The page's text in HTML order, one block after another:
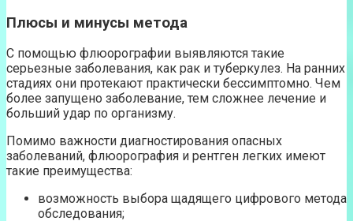
Плюсы и минусы метода
С помощью флюорографии выявляются такие
серьезные заболевания, как рак и туберкулез. На ранних
стадиях они протекают практически бессимптомно. Чем
более запущено заболевание, тем сложнее лечение и
больший удар по организму.
Помимо важности диагностирования опасных
заболеваний, флюорография и рентген легких имеют
такие преимущества:
возможность выбора щадящего цифрового метода
обследования;